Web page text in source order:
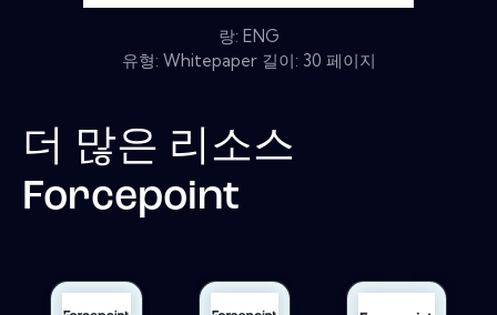
랑: ENG
유형: Whitepaper 길이: 30 페이지
더 많은 리소스
Forcepoint